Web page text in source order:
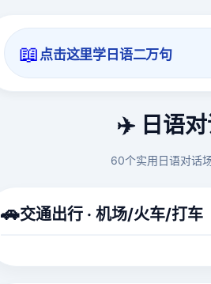
📖 点击这里学日语二万句
✈️ 日语对
60个实用日语对话
🚗交通出行 · 机场/火车/打车